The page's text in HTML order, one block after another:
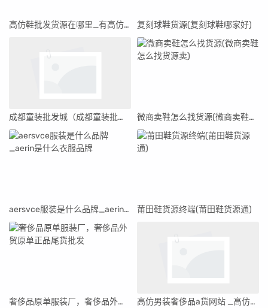
高仿鞋批发货源在哪里_有高仿鞋的货源 复刻球鞋货源(复刻球鞋哪家好)
成都童装批发城（成都童装批发一手货源在哪里找） 微商卖鞋怎么找货源(微商卖鞋怎么找货源卖)
aersvce服装是什么品牌_aerin是什么衣服品牌 莆田鞋货源终端(莆田鞋货源通)
奢侈品原单服装厂，奢侈品外贸原单正品尾货批发 高仿男装奢侈品a货网站 _高仿奢侈品男装货源